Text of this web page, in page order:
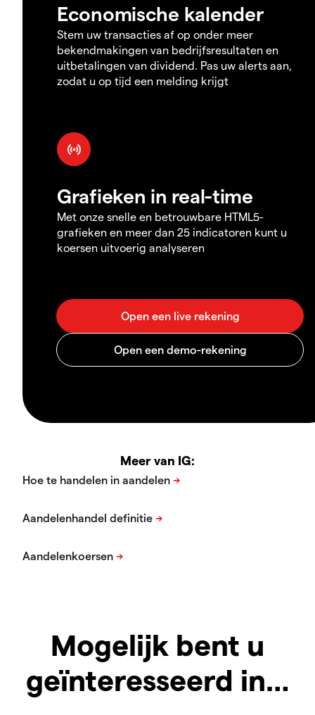
Economische kalender
Stem uw transacties af op onder meer
bekendmakingen van bedrijfsresultaten en
uitbetalingen van dividend. Pas uw alerts aan,
zodat u op tijd een melding krijgt
Grafieken in real-time
Met onze snelle en betrouwbare HTML5-
grafieken en meer dan 25 indicatoren kunt u
koersen uitvoerig analyseren
Meer van IG:
Mogelijk bent u
geïnteresseerd in…